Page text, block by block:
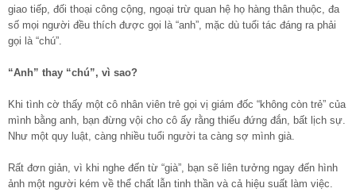
giao tiếp, đối thoại công cộng, ngoại trừ quan hệ họ hàng thân thuộc, đa
số mọi người đều thích được gọi là “anh”, mặc dù tuổi tác đáng ra phải
gọi là “chú”.
“Anh” thay “chú”, vì sao?
Khi tình cờ thấy một cô nhân viên trẻ gọi vị giám đốc “không còn trẻ” của
mình bằng anh, bạn đừng vội cho cô ấy rằng thiếu đứng đắn, bất lịch sự.
Như một quy luật, càng nhiều tuổi người ta càng sợ mình già.
Rất đơn giản, vì khi nghe đến từ “già”, bạn sẽ liên tưởng ngay đến hình
ảnh một người kém về thể chất lẫn tinh thần và cả hiệu suất làm việc.